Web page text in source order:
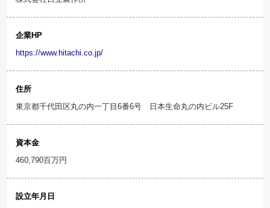
企業HP
https://www.hitachi.co.jp/
住所
東京都千代田区丸の内一丁目6番6号 日本生命丸の内ビル25F
資本金
460,790百万円
設立年月日